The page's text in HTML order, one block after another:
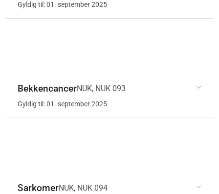
Gyldig til: 01. september 2025
BekkencancerNUK, NUK 093
Gyldig til: 01. september 2025
SarkomerNUK, NUK 094